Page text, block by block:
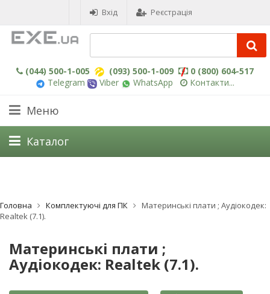
Вхід Реєстрація
(044) 500-1-005 (093) 500-1-009
0 (800) 604-517
Telegram
Viber WhatsApp Контакти...
Меню
Каталог
Головна Комплектуючі для ПК
Материнські плати ; Aудіокодек:
Realtek (7.1).
Материнські плати ;
Aудіокодек: Realtek (7.1).